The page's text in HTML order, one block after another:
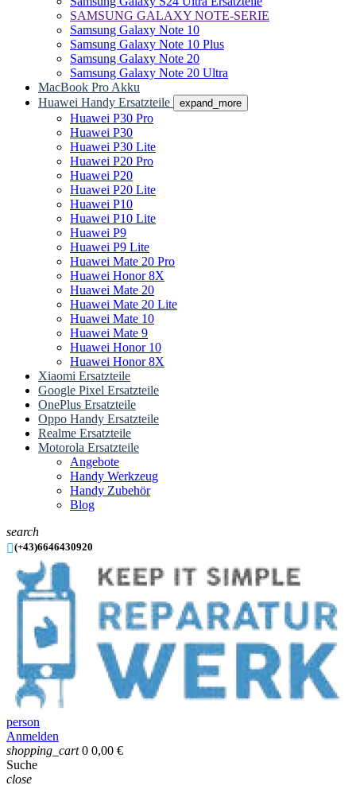
SAMSUNG GALAXY NOTE-SERIE
Samsung Galaxy Note 10
Samsung Galaxy Note 10 Plus
Samsung Galaxy Note 20
Samsung Galaxy Note 20 Ultra
MacBook Pro Akku
Huawei Handy Ersatzteile
expand_more
Huawei P30 Pro
Huawei P30
Huawei P30 Lite
Huawei P20 Pro
Huawei P20
Huawei P20 Lite
Huawei P10
Huawei P10 Lite
Huawei P9
Huawei P9 Lite
Huawei Mate 20 Pro
Huawei Honor 8X
Huawei Mate 20
Huawei Mate 20 Lite
Huawei Mate 10
Huawei Mate 9
Huawei Honor 10
Huawei Honor 8X
Xiaomi Ersatzteile
Google Pixel Ersatzteile
OnePlus Ersatzteile
Oppo Handy Ersatzteile
Realme Ersatzteile
Motorola Ersatzteile
Angebote
Handy Werkzeug
Handy Zubehör
Blog
search
(+43)6646430920
person
Anmelden
shopping_cart 0 0,00 €
Suche
close